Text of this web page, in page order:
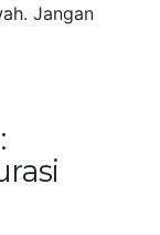
Jangan